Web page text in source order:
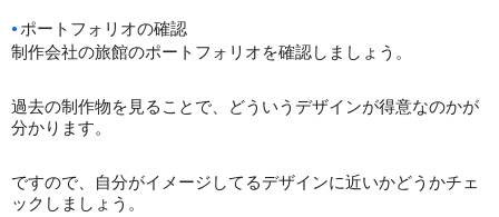
ポートフォリオの確認
制作会社の旅館のポートフォリオを確認しましょう。
過去の制作物を見ることで、どういうデザインが得意なのかが
分かります。
ですので、自分がイメージしてるデザインに近いかどうかチェ
ックしましょう。